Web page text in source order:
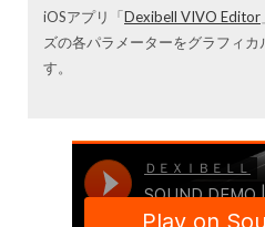
iOSアプリ「Dexibell VIVO Editor
ズの各パラメーターをグラフィ
す。